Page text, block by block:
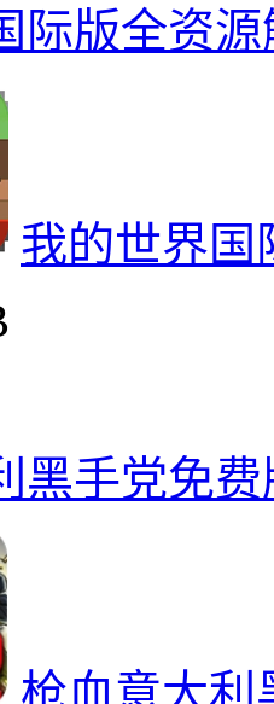
际版全资
我的世界国
黑手党免
枪血意大利